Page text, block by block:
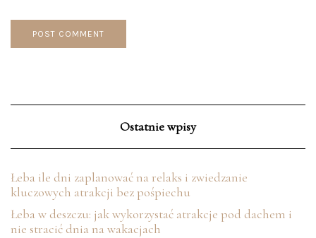
Ostatnie wpisy
Łeba ile dni zaplanować na relaks i zwiedzanie
kluczowych atrakcji bez pośpiechu
Łeba w deszczu: jak wykorzystać atrakcje pod dachem i
nie stracić dnia na wakacjach